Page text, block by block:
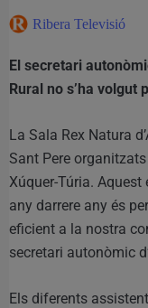
Ribera Televisió
El secretari
Rural no s’ha volgut
La Sala Rex Natura
Sant Pere
Xúquer-Túria.
any darrere any és
eficient a la nostra
secretari autonòmic
Els diferents